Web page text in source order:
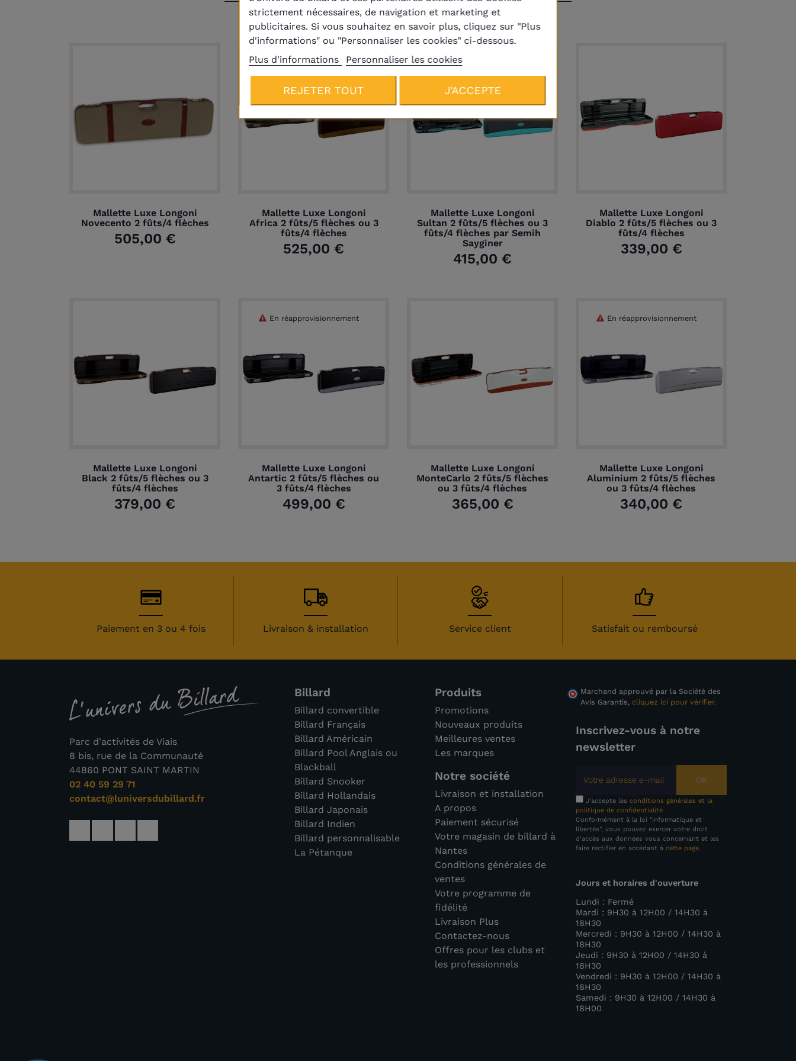
Mallette Luxe Longoni
Novecento 2 fûts/4 flèches
505,00 €
Mallette Luxe Longoni
Africa 2 fûts/5 flèches ou 3
fûts/4 flèches
525,00 €
Mallette Luxe Longoni
Sultan 2 fûts/5 flèches ou 3
fûts/4 flèches par Semih
Sayginer
415,00 €
En réapprovisionnement
Mallette Luxe Longoni
Diablo 2 fûts/5 flèches ou 3
fûts/4 flèches
339,00 €
Mallette Luxe Longoni
Black 2 fûts/5 flèches ou 3
fûts/4 flèches
379,00 €
Mallette Luxe Longoni
Antartic 2 fûts/5 flèches ou
3 fûts/4 flèches
499,00 €
En réapprovisionnement
Mallette Luxe Longoni
MonteCarlo 2 fûts/5 flèches
ou 3 fûts/4 flèches
365,00 €
Mallette Luxe Longoni
Aluminium 2 fûts/5 flèches
ou 3 fûts/4 flèches
340,00 €
En réapprovisionnement
Paiement en 3 ou 4 fois Livraison & installation Service client Satisfait ou remboursé
Parc d'activités de Viais
8 bis, rue de la Communauté
44860 PONT SAINT MARTIN
02 40 59 29 71
contact@luniversdubillard.fr
Billard
Billard convertible
Billard Français
Billard Américain
Billard Pool Anglais ou
Blackball
Billard Snooker
Billard Hollandais
Billard Japonais
Billard Indien
Billard personnalisable
La Pétanque
Produits
Promotions
Nouveaux produits
Meilleures ventes
Les marques
Notre société
Livraison et installation
A propos
Paiement sécurisé
Votre magasin de billard à
Nantes
Conditions générales de
ventes
Votre programme de
fidélité
Livraison Plus
Contactez-nous
Offres pour les clubs et
les professionnels
Marchand approuvé par la Société des
Avis Garantis, cliquez ici pour vérifier.
strictement nécessaires, de navigation et marketing et
publicitaires. Si vous souhaitez en savoir plus, cliquez sur "Plus
d'informations" ou "Personnaliser les cookies" ci-dessous.
Plus d'informations
Personnaliser les cookies
REJETER TOUT J'ACCEPTE
Inscrivez-vous à notre
newsletter
OK
J'accepte les conditions générales et la
politique de confidentialité
Conformément à la loi "informatique et
libertés", vous pouvez exercer votre droit
d'accès aux données vous concernant et les
faire rectifier en accédant à cette page.
Jours et horaires d'ouverture
Lundi : Fermé
Mardi : 9H30 à 12H00 / 14H30 à
18H30
Mercredi : 9H30 à 12H00 / 14H30 à
18H30
Jeudi : 9H30 à 12H00 / 14H30 à
18H30
Vendredi : 9H30 à 12H00 / 14H30 à
18H30
Samedi : 9H30 à 12H00 / 14H30 à
18H00